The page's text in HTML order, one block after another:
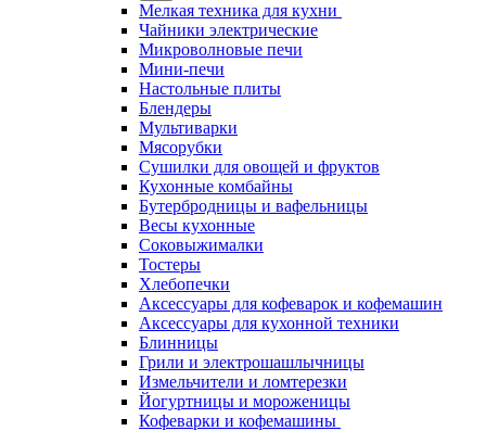
Мелкая техника для кухни
Чайники электрические
Микроволновые печи
Мини-печи
Настольные плиты
Блендеры
Мультиварки
Мясорубки
Сушилки для овощей и фруктов
Кухонные комбайны
Бутербродницы и вафельницы
Весы кухонные
Соковыжималки
Тостеры
Хлебопечки
Аксессуары для кофеварок и кофемашин
Аксессуары для кухонной техники
Блинницы
Грили и электрошашлычницы
Измельчители и ломтерезки
Йогуртницы и мороженицы
Кофеварки и кофемашины